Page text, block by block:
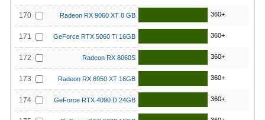
170 Radeon RX 9060 XT 8 GB 360+
171 GeForce RTX 5060 Ti 16GB 360+
172 Radeon RX 8060S 360+
173 Radeon RX 6950 XT 16GB 360+
174 GeForce RTX 4090 D 24GB 360+